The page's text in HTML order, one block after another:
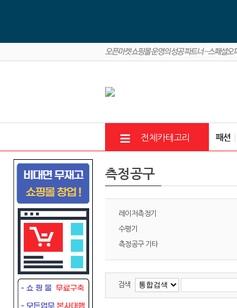
전체카테고리 패션
측정공구
레이저측정기
수평기
측정공구 기타
검색